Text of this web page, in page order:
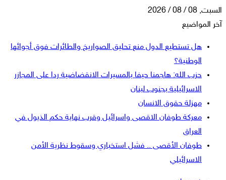
السبت, 08 / 08 / 2026
آخر المواضيع
هل تستطيع الدول منع تحليق الصواريخ والطائرات فوق أجوائها
الوطنية؟
حزب الله: هاجمنا حيفا بالمسيرات الانقضاضية ردا على المجازر
الاسرائيلية بجنوب لبنان
مهزلة حقوق الانسان
معركة طوفان الاقصى واسرائيل وقرب نهاية حكم الذيول في
العراق
طوفان الأقصى .. فشل استخباري وسقوط نظرية الأمن
الاسرائيلي